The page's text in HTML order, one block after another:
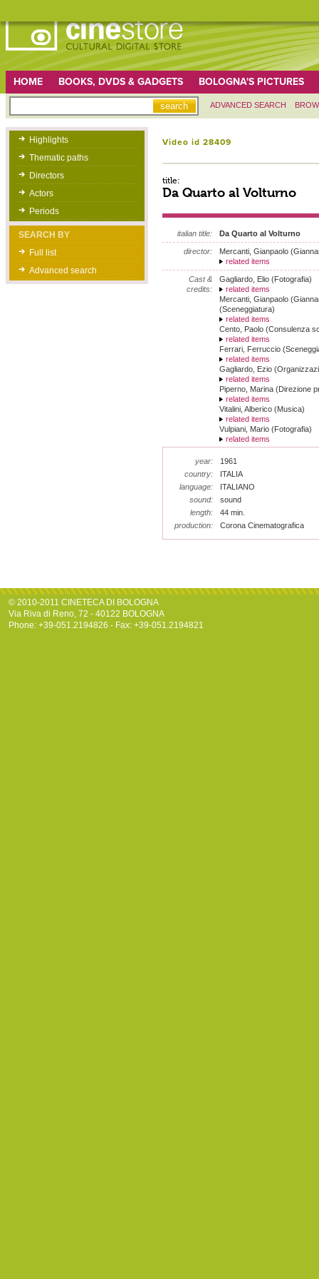
HOME BOOKS, DVDS & GADGETS BOLOGNA'S PICTURES
ADVANCED SEARCH
Highlights
Thematic paths
Directors
Actors
Periods
SEARCH BY
Full list
Advanced search
Video id 28409
title:
Da Quarto al Volturno
italian title: Da Quarto al Volturno
director:
Mercanti, Gianpaolo
related items
Cast &
credits:
Gagliardo, Elio (Fotografia)
related items
Mercanti, Gianpaolo
(Sceneggiatura)
related items
Cento, Paolo (Consulenza
related items
Ferrari, Ferruccio
related items
Gagliardo, Ezio
related items
Piperno, Marina (Direzione
related items
Vitalini, Alberico (Musica)
related items
Vulpiani, Mario (Fotografia)
related items
year:
1961
country:
ITALIA
language:
ITALIANO
sound:
sound
length:
44 min.
production:
Corona Cinematografica
© 2010-2011 CINETECA DI BOLOGNA
Via Riva di Reno, 72 - 40122 BOLOGNA
Phone: +39-051.2194826 - Fax: +39-051.2194821